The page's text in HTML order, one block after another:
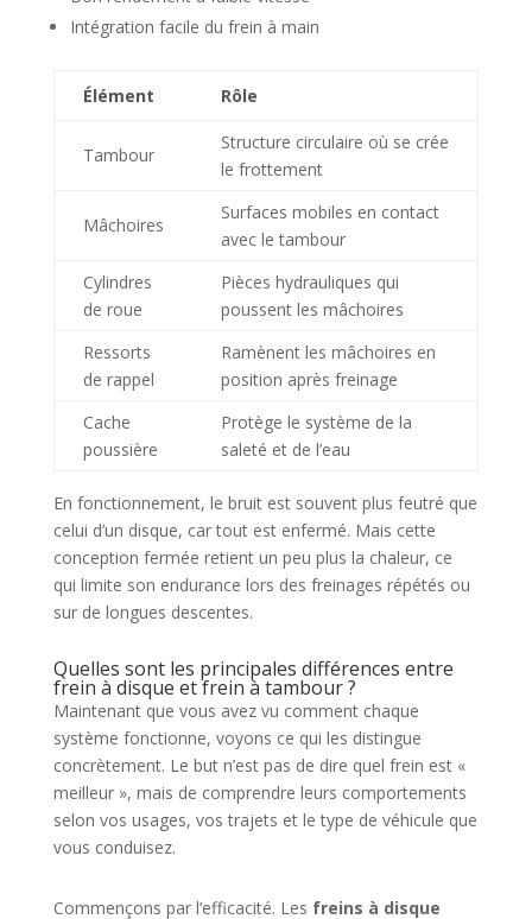
Intégration facile du frein à main
Élément Rôle
Tambour
Structure circulaire où se crée
le frottement
Mâchoires
Surfaces mobiles en contact
avec le tambour
Cylindres
de roue
Pièces hydrauliques qui
poussent les mâchoires
Ressorts
de rappel
Ramènent les mâchoires en
position après freinage
Cache
poussière
Protège le système de la
saleté et de l’eau
En fonctionnement, le bruit est souvent plus feutré que
celui d’un disque, car tout est enfermé. Mais cette
conception fermée retient un peu plus la chaleur, ce
qui limite son endurance lors des freinages répétés ou
sur de longues descentes.
Quelles sont les principales différences entre
frein à disque et frein à tambour ?
Maintenant que vous avez vu comment chaque
système fonctionne, voyons ce qui les distingue
concrètement. Le but n’est pas de dire quel frein est «
meilleur », mais de comprendre leurs comportements
selon vos usages, vos trajets et le type de véhicule que
vous conduisez.
Commençons par l’efficacité. Les freins à disque